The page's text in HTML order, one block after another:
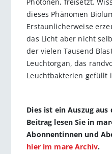
Photonen, freisetzt.
dieses Phänomen
Erstaunlicherweise
das Licht aber nicht
der vielen Tausend
Leuchtorgan, das
Leuchtbakterien gefüllt
Dies ist ein Auszug aus
Beitrag lesen Sie in
Abonnentinnen und
hier im mare Archiv.